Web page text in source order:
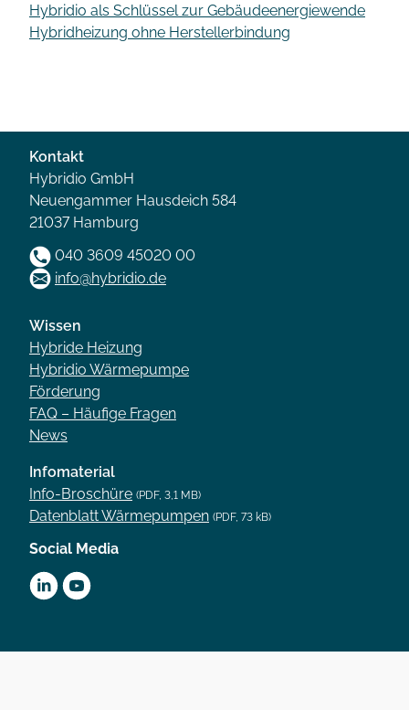
Hybridio als Schlüssel zur Gebäudeenergiewende
Hybridheizung ohne Herstellerbindung
Kontakt
Hybridio GmbH
Neuengammer Hausdeich 584
21037 Hamburg
040 3609 45020 00
info@hybridio.de
Wissen
Hybride Heizung
Hybridio Wärmepumpe
Förderung
FAQ – Häufige Fragen
News
Infomaterial
Info-Broschüre (PDF, 3,1 MB)
Datenblatt Wärmepumpen (PDF, 73 kB)
Social Media